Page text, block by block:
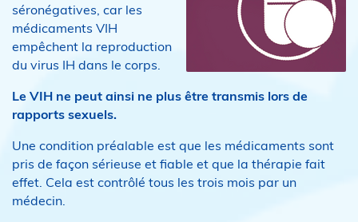
séronégatives, car les
médicaments VIH
empêchent la reproduction
du virus IH dans le corps.
Le VIH ne peut ainsi ne plus être transmis lors de
rapports sexuels.
Une condition préalable est que les médicaments sont
pris de façon sérieuse et fiable et que la thérapie fait
effet. Cela est contrôlé tous les trois mois par un
médecin.